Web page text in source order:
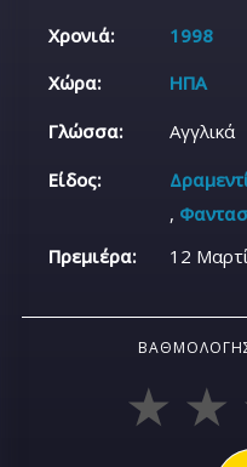
Χρονιά:
1998
Χώρα:
ΗΠΑ
Γλώσσα:
Αγγλικά
Είδος:
,
Πρεμιέρα:
12